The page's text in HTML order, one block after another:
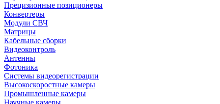
Прецизионные позиционеры
Конвертеры
Модули СВЧ
Матрицы
Кабельные сборки
Видеоконтроль
Антенны
Фотоника
Cистемы видеорегистрации
Высокоскоростные камеры
Промышленные камеры
Научные камеры